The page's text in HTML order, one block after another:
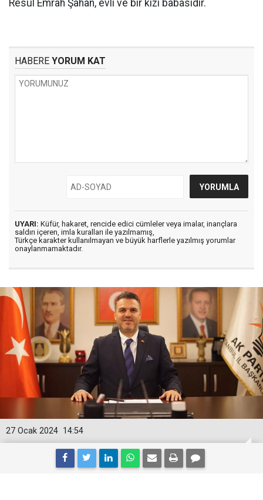
Resul Emrah Şahan, evli ve bir kızı babasıdır.
HABERE YORUM KAT
UYARI: Küfür, hakaret, rencide edici cümleler veya imalar, inançlara
saldırı içeren, imla kuralları ile yazılmamış,
Türkçe karakter kullanılmayan ve büyük harflerle yazılmış yorumlar
onaylanmamaktadır.
14:54
27 Ocak 2024